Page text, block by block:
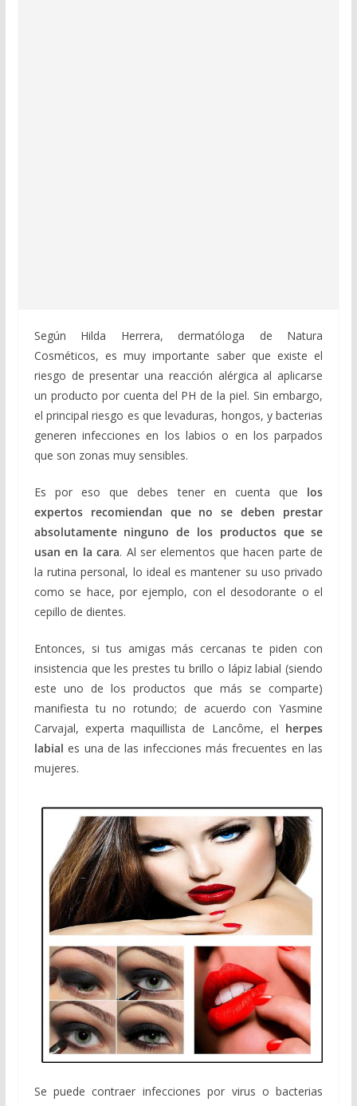
Según Hilda Herrera, dermatóloga de Natura
Cosméticos, es muy importante saber que existe el
riesgo de presentar una reacción alérgica al aplicarse
un producto por cuenta del PH de la piel. Sin embargo,
el principal riesgo es que levaduras, hongos, y bacterias
generen infecciones en los labios o en los parpados
que son zonas muy sensibles.
Es por eso que debes tener en cuenta que los
expertos recomiendan que no se deben prestar
absolutamente ninguno de los productos que se
usan en la cara. Al ser elementos que hacen parte de
la rutina personal, lo ideal es mantener su uso privado
como se hace, por ejemplo, con el desodorante o el
cepillo de dientes.
Entonces, si tus amigas más cercanas te piden con
insistencia que les prestes tu brillo o lápiz labial (siendo
este uno de los productos que más se comparte)
manifiesta tu no rotundo; de acuerdo con Yasmine
Carvajal, experta maquillista de Lancôme, el herpes
labiales una de las infecciones más frecuentes en las
mujeres.
Se puede contraer infecciones por virus o bacterias